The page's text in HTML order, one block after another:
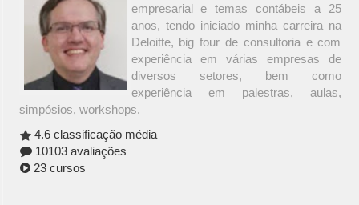
empresarial e temas contábeis a 25
anos, tendo iniciado minha carreira na
Deloitte, big four de consultoria e com
experiência em várias empresas de
diversos setores, bem como
experiência em palestras, aulas,
simpósios, workshops.
4.6 classificação média
10103 avaliações
23 cursos